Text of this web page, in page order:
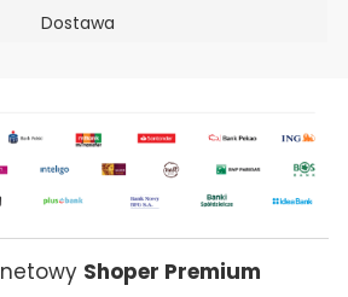
Dostawa
Shoper Premium